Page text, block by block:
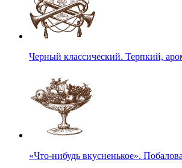
Черный классический. Терпкий,
«Что-нибудь вкусненькое».